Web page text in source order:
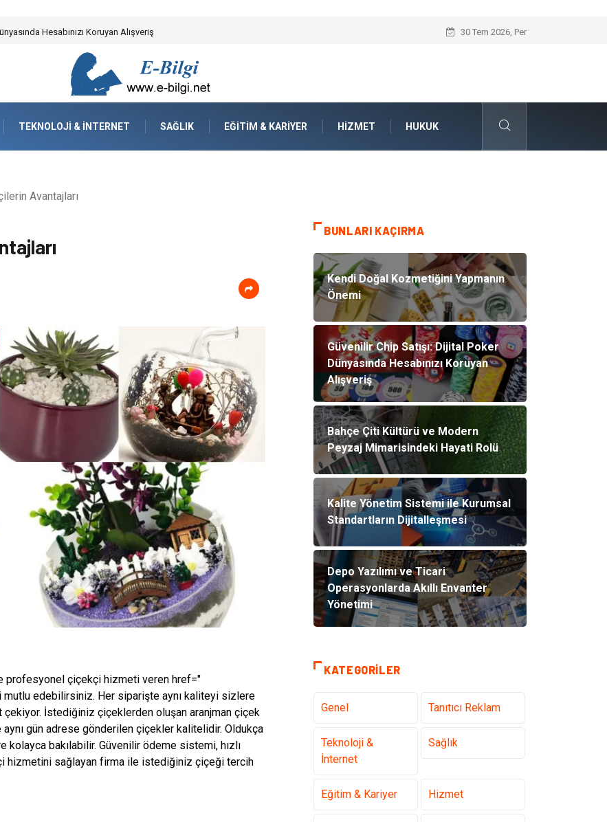
Mimarisindeki Hayati Rolü Kalite Yönetim Sistemi ile Kurumsal
30 Tem 2026, Per
TEKNOLOJI & İNTERNET SAĞLIK EĞITIM & KARIYER HIZMET HUKUK
Avantajları
profesyonel çiçekçi hizmeti veren href="
edebilirsiniz. Her siparişte aynı kaliteyi sizlere
İstediğiniz çiçeklerden oluşan aranjman çiçek
gün adrese gönderilen çiçekler kalitelidir. Oldukça
kolayca bakılabilir. Güvenilir ödeme sistemi, hızlı
sağlayan firma ile istediğiniz çiçeği tercih
BUNLARI KAÇIRMA
Kendi Doğal Kozmetiğini Yapmanın
Önemi
Güvenilir Chip Satışı: Dijital Poker
Dünyasında Hesabınızı Koruyan
Alışveriş
Bahçe Çiti Kültürü ve Modern
Peyzaj Mimarisindeki Hayati Rolü
Kalite Yönetim Sistemi ile Kurumsal
Standartların Dijitalleşmesi
Depo Yazılımı ve Ticari
Operasyonlarda Akıllı Envanter
Yönetimi
KATEGORILER
Genel Tanıtıcı Reklam
Teknoloji &
İnternet
Sağlık
Eğitim & Kariyer Hizmet